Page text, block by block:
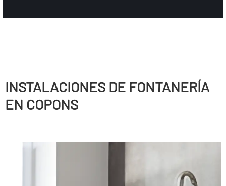
INSTALACIONES DE FONTANERÍ­A
EN COPONS